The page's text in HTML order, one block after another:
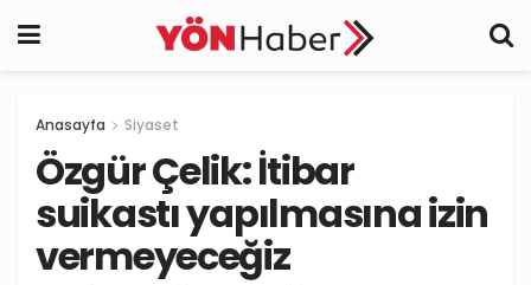
Anasayfa Siyaset
Özgür Çelik: İtibar
suikastı yapılmasına izin
vermeyeceğiz